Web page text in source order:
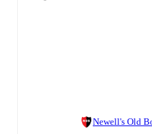
Newell's Old